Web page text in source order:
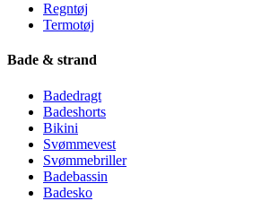
Regntøj
Termotøj
Bade & strand
Badedragt
Badeshorts
Bikini
Svømmevest
Svømmebriller
Badebassin
Badesko